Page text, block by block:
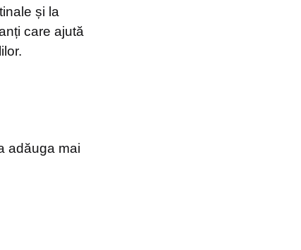
și la
care ajută
adăuga mai